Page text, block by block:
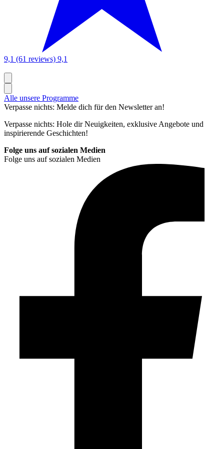
9,1 (61 reviews) 9,1
Alle unsere Programme
Verpasse nichts: Melde dich für den Newsletter an!
Verpasse nichts: Hole dir Neuigkeiten, exklusive Angebote und
inspirierende Geschichten!
Folge uns auf sozialen Medien
Folge uns auf sozialen Medien